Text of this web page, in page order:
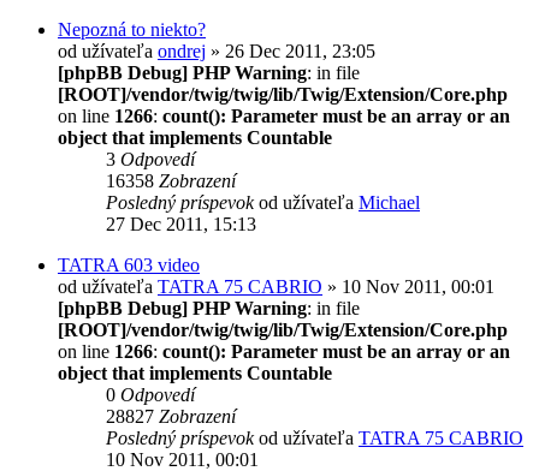
Nepozná to niekto?
od užívateľa ondrej » 26 Dec 2011, 23:05
[phpBB Debug] PHP Warning: in file
[ROOT]/vendor/twig/twig/lib/Twig/Extension/Core.php
on line 1266: count(): Parameter must be an array or an
object that implements Countable
3 Odpovedí
16358 Zobrazení
Posledný príspevokod užívateľa Michael
27 Dec 2011, 15:13
TATRA 603 video
od užívateľa TATRA 75 CABRIO » 10 Nov 2011, 00:01
[phpBB Debug] PHP Warning: in file
[ROOT]/vendor/twig/twig/lib/Twig/Extension/Core.php
on line 1266: count(): Parameter must be an array or an
object that implements Countable
0 Odpovedí
28827 Zobrazení
Posledný príspevokod užívateľa TATRA 75 CABRIO
10 Nov 2011, 00:01